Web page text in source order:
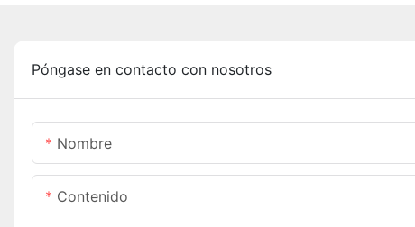
Póngase en contacto con nosotros
Nombre
Contenido